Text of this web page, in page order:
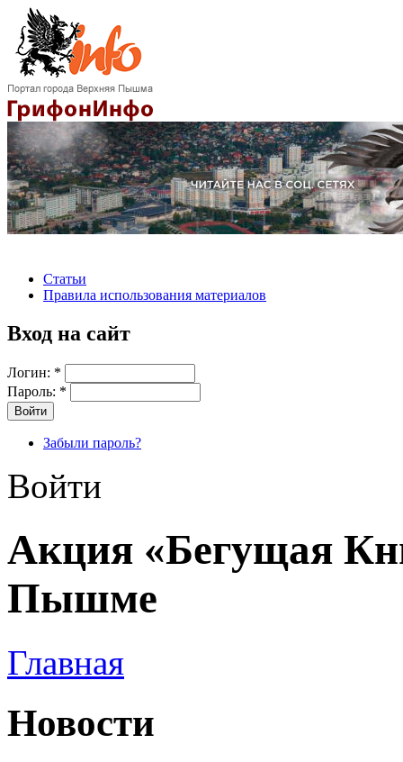
Статьи
Правила использования материалов
Вход на сайт
Логин: *
Пароль: *
Забыли пароль?
Войти
Акция «Бегущая
Пышме
Главная
Новости